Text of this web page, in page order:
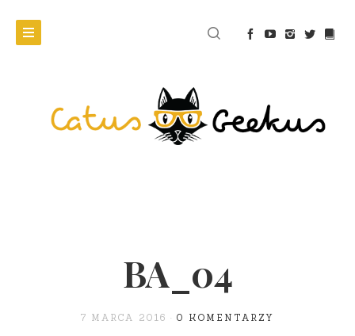
BA_04
7 MARCA 2016 0 KOMENTARZY